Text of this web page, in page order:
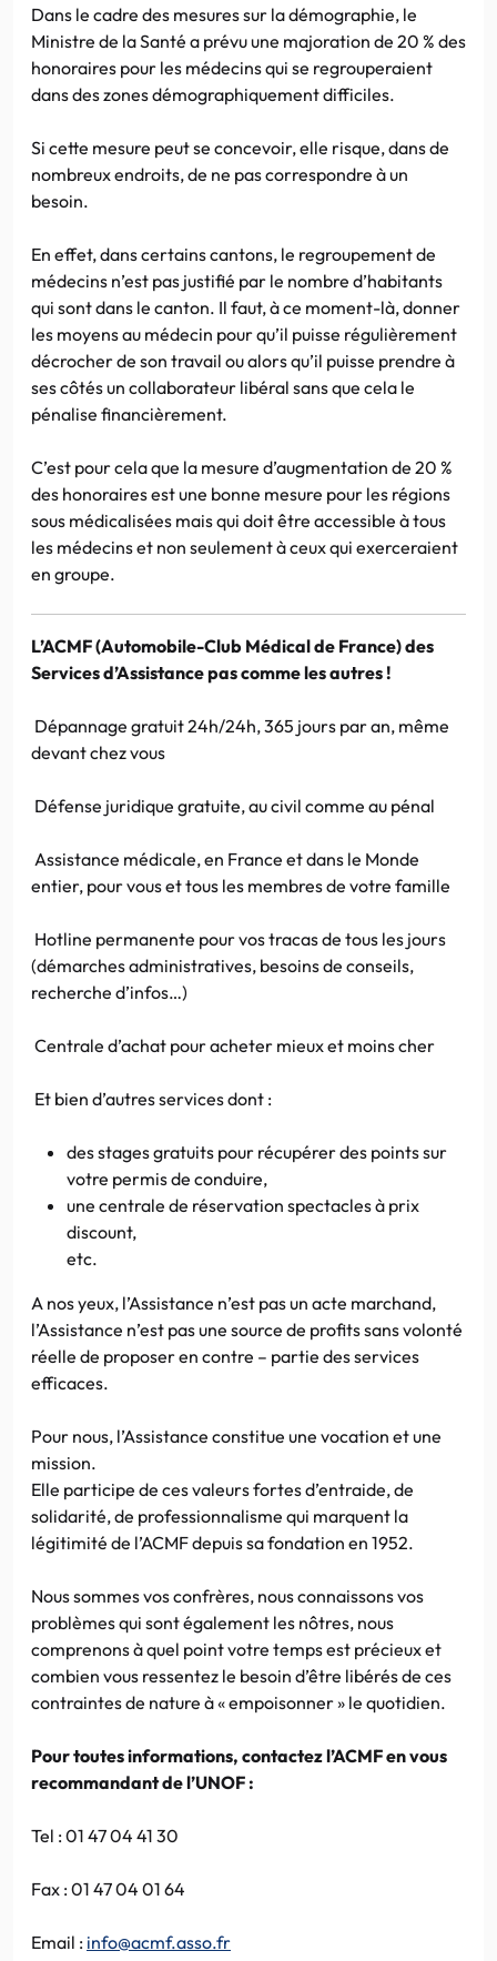
Dans le cadre des mesures sur la démographie, le
Ministre de la Santé a prévu une majoration de 20 % des
honoraires pour les médecins qui se regrouperaient
dans des zones démographiquement difficiles.
Si cette mesure peut se concevoir, elle risque, dans de
nombreux endroits, de ne pas correspondre à un
besoin.
En effet, dans certains cantons, le regroupement de
médecins n’est pas justifié par le nombre d’habitants
qui sont dans le canton. Il faut, à ce moment-là, donner
les moyens au médecin pour qu’il puisse régulièrement
décrocher de son travail ou alors qu’il puisse prendre à
ses côtés un collaborateur libéral sans que cela le
pénalise financièrement.
C’est pour cela que la mesure d’augmentation de 20 %
des honoraires est une bonne mesure pour les régions
sous médicalisées mais qui doit être accessible à tous
les médecins et non seulement à ceux qui exerceraient
en groupe.
L’ACMF (Automobile-Club Médical de France) des
Services d’Assistance pas comme les autres !
Dépannage gratuit 24h/24h, 365 jours par an, même
devant chez vous
Défense juridique gratuite, au civil comme au pénal
Assistance médicale, en France et dans le Monde
entier, pour vous et tous les membres de votre famille
Hotline permanente pour vos tracas de tous les jours
(démarches administratives, besoins de conseils,
recherche d’infos…)
Centrale d’achat pour acheter mieux et moins cher
Et bien d’autres services dont :
des stages gratuits pour récupérer des points sur
votre permis de conduire,
une centrale de réservation spectacles à prix
discount,
etc.
A nos yeux, l’Assistance n’est pas un acte marchand,
l’Assistance n’est pas une source de profits sans volonté
réelle de proposer en contre – partie des services
efficaces.
Pour nous, l’Assistance constitue une vocation et une
mission.
Elle participe de ces valeurs fortes d’entraide, de
solidarité, de professionnalisme qui marquent la
légitimité de l’ACMF depuis sa fondation en 1952.
Nous sommes vos confrères, nous connaissons vos
problèmes qui sont également les nôtres, nous
comprenons à quel point votre temps est précieux et
combien vous ressentez le besoin d’être libérés de ces
contraintes de nature à « empoisonner » le quotidien.
Pour toutes informations, contactez l’ACMF en vous
recommandant de l’UNOF :
Tel : 01 47 04 41 30
Fax : 01 47 04 01 64
Email : info@acmf.asso.fr